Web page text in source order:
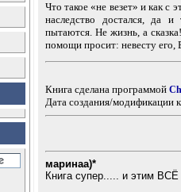
Что такое «не везет» и как с
наследство достался, да
пытаются. Не жизнь, а
помощи просит: невесту
Книга сделана программой
Дата создания/модификации
маринаа)*
Книга супер..... и этим ВСЁ